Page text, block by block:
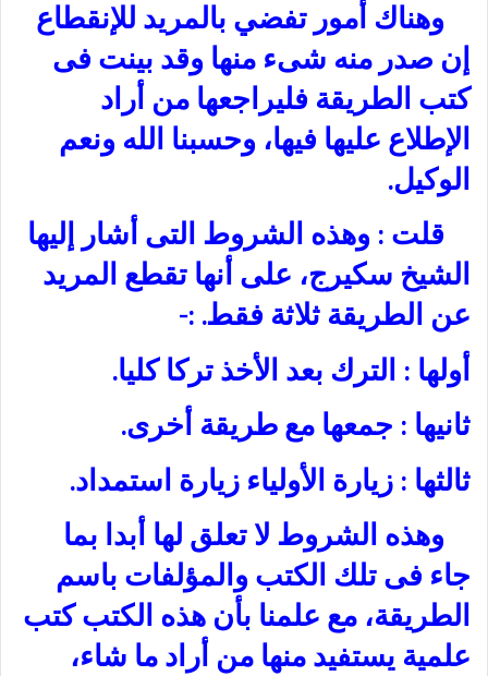
وهناك أمور تفضي بالمريد للإنقطاع
إن صدر منه شىء منها وقد بينت فى
كتب الطريقة فليراجعها من أراد
الإطلاع عليها فيها، وحسبنا الله ونعم
الوكيل.
قلت : وهذه الشروط التى أشار إليها
الشيخ سكيرج، على أنها تقطع المريد
عن الطريقة ثلاثة فقط. :-
أولها : الترك بعد الأخذ تركا كليا.
ثانيها : جمعها مع طريقة أخرى.
ثالثها : زيارة الأولياء زيارة استمداد.
وهذه الشروط لا تعلق لها أبدا بما
جاء فى تلك الكتب والمؤلفات باسم
الطريقة، مع علمنا بأن هذه الكتب كتب
علمية يستفيد منها من أراد ما شاء،